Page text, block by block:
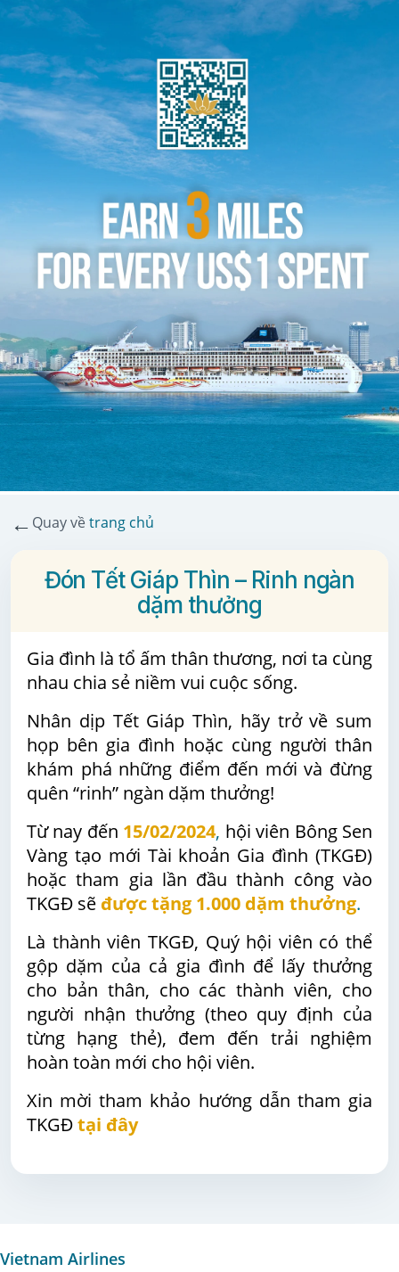
← Quay về trang chủ
Đón Tết Giáp Thìn – Rinh ngàn
dặm thưởng
Gia đình là tổ ấm thân thương, nơi ta cùng
nhau chia sẻ niềm vui cuộc sống.
Nhân dịp Tết Giáp Thìn, hãy trở về sum
họp bên gia đình hoặc cùng người thân
khám phá những điểm đến mới và đừng
quên “rinh” ngàn dặm thưởng!
Từ nay đến 15/02/2024, hội viên Bông Sen
Vàng tạo mới Tài khoản Gia đình (TKGĐ)
hoặc tham gia lần đầu thành công vào
TKGĐ sẽ được tặng 1.000 dặm thưởng.
Là thành viên TKGĐ, Quý hội viên có thể
gộp dặm của cả gia đình để lấy thưởng
cho bản thân, cho các thành viên, cho
người nhận thưởng (theo quy định của
từng hạng thẻ), đem đến trải nghiệm
hoàn toàn mới cho hội viên.
Xin mời tham khảo hướng dẫn tham gia
TKGĐtại đây
Vietnam Airlines